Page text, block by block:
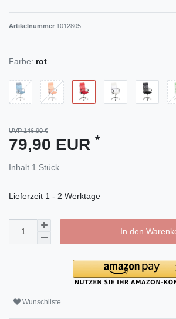
Artikelnummer 1012805
Farbe: rot
UVP 146,90 €
79,90 EUR *
Inhalt 1 Stück
Lieferzeit 1 - 2 Werktage
In den
Wunschliste